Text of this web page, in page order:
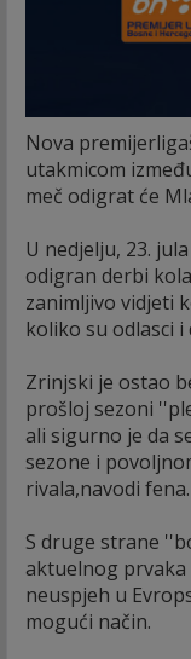
Nova
utakmicom
meč odigrat će
U nedjelju, 23.
odigran derbi
zanimljivo vidjeti
koliko su odlasci i
Zrinjski je ostao
prošloj sezoni
ali sigurno je da
sezone i
rivala,navodi
S druge strane
aktuelnog prvaka
neuspjeh u
mogući način.